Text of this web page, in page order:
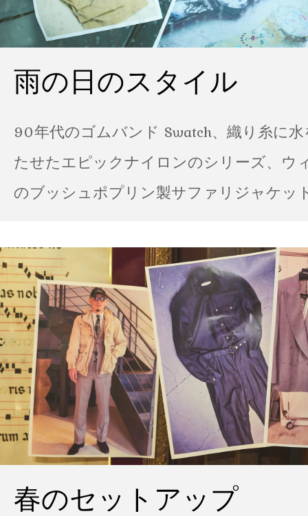
雨の日のスタイル
90年代のゴムバンド Swatch、織り糸に
たせたエピックナイロンのシリーズ、ウ
のブッシュポプリン製サファリジャケッ
春のセットアップ